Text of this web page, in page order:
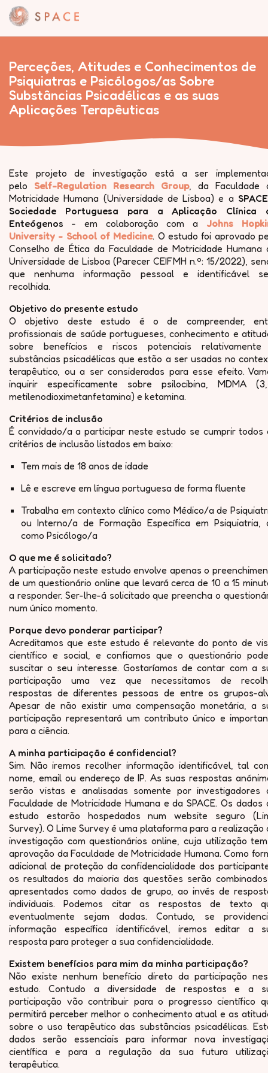
Perceções, Atitudes e Conhecimentos de
Psiquiatras e Psicólogos/as Sobre
Substâncias Psicadélicas e as suas
Aplicações Terapêuticas
Este projeto de investigação está a ser
pelo Self-Regulation Research Group, da Faculdade
Motricidade Humana (Universidade de Lisboa) e a
Sociedade Portuguesa para a Aplicação Clínica
Enteógenos - em colaboração com a Johns
University - School of Medicine. O estudo foi aprovado
Conselho de Ética da Faculdade de Motricidade Humana
Universidade de Lisboa (Parecer CEIFMH n.º: 15/2022),
que nenhuma informação pessoal e identificável
recolhida.
Objetivo do presente estudo
O objetivo deste estudo é o de compreender,
profissionais de saúde portugueses, conhecimento e
sobre benefícios e riscos potenciais
substâncias psicadélicas que estão a ser usadas no
terapêutico, ou a ser consideradas para esse efeito.
inquirir especificamente sobre psilocibina, MDMA
metilenodioximetanfetamina) e ketamina.
Critérios de inclusão
É convidado/a a participar neste estudo se cumprir todos
critérios de inclusão listados em baixo:
Tem mais de 18 anos de idade
Lê e escreve em língua portuguesa de forma fluente
Trabalha em contexto clínico como Médico/a de
ou Interno/a de Formação Específica em Psiquiatria,
como Psicólogo/a
O que me é solicitado?
A participação neste estudo envolve apenas o
de um questionário online que levará cerca de 10 a 15
a responder. Ser-lhe-á solicitado que preencha o
num único momento.
Porque devo ponderar participar?
Acreditamos que este estudo é relevante do ponto de
científico e social, e confiamos que o questionário
suscitar o seu interesse. Gostaríamos de contar com a
participação uma vez que necessitamos de
respostas de diferentes pessoas de entre os grupos-
Apesar de não existir uma compensação monetária, a
participação representará um contributo único e
para a ciência.
A minha participação é confidencial?
Sim. Não iremos recolher informação identificável, tal
nome, email ou endereço de IP. As suas respostas
serão vistas e analisadas somente por investigadores
Faculdade de Motricidade Humana e da SPACE. Os dados
estudo estarão hospedados num website seguro
Survey). O Lime Survey é uma plataforma para a realização
investigação com questionários online, cuja utilização
aprovação da Faculdade de Motricidade Humana. Como
adicional de proteção da confidencialidade dos
os resultados da maioria das questões serão
apresentados como dados de grupo, ao invés de
individuais. Podemos citar as respostas de texto
eventualmente sejam dadas. Contudo, se
informação específica identificável, iremos editar a
resposta para proteger a sua confidencialidade.
Existem benefícios para mim da minha participação?
Não existe nenhum benefício direto da participação
estudo. Contudo a diversidade de respostas e a
participação vão contribuir para o progresso científico
permitirá perceber melhor o conhecimento atual e as
sobre o uso terapêutico das substâncias psicadélicas.
dados serão essenciais para informar nova
científica e para a regulação da sua futura
terapêutica.